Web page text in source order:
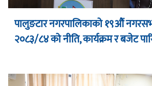
पालुङटार नगरपालिकाको १९औं
२०८३/८४ को नीति, कार्यक्रम र बजेट